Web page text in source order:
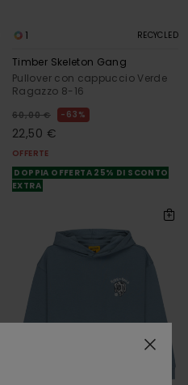
1 RECYCLED
Timber Skeleton Gang
Pullover con cappuccio Verde
Ragazzo 8-16
60,00 € 63%
22,50 €
OFFERTE
DOPPIA OFFERTA 25% DI SCONTO
EXTRA